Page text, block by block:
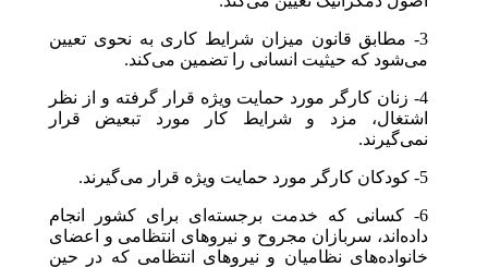
3- مطابق قانون میزان شرایط کاری به نحوی تعیین
می‌شود که حیثیت انسانی را تضمین می‌کند.
4- زنان کارگر مورد حمایت ویژه قرار گرفته و از نظر
اشتغال، مزد و شرایط کار مورد تبعیض قرار
نمی‌گیرند.
6- کسانی که خدمت برجسته‌ای برای کشور انجام
داده‌اند، سربازان مجروح و نیروهای انتظامی و اعضای
خانواده‌های نظامیان و نیروهای انتظامی که در حین